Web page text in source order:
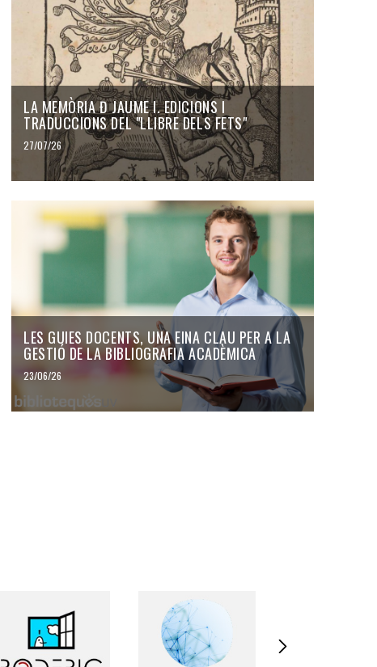
LA MEMÒRIA Đ JAUME I. EDICIONS I
TRADUCCIONS DEL "LLIBRE DELS FETS"
27/07/26
LES GUIES DOCENTS, UNA EINA CLAU PER A LA
GESTIÓ DE LA BIBLIOGRAFIA ACADÈMICA
23/06/26